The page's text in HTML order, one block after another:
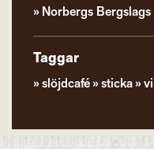
Norbergs
Taggar
slöjdcafé sticka